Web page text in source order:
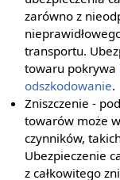
zarówno z
transportu.
towaru pokrywa
odszkodowanie.
Zniszczenie -
towarów może
czynników,
Ubezpieczenie
z całkowitego